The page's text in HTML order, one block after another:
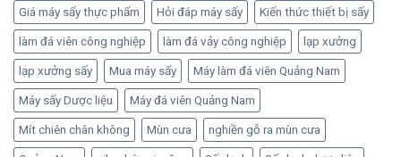
Giá máy sấy thực phẩm Hỏi đáp máy sấy Kiến thức thiết bị sấy
làm đá viên công nghiệp làm đá vảy công nghiệp lạp xưởng
lạp xưởng sấy Mua máy sấy Máy làm đá viên Quảng Nam
Máy sấy Dược liệu Máy đá viên Quảng Nam
Mít chiên chân không Mùn cưa nghiền gỗ ra mùn cưa